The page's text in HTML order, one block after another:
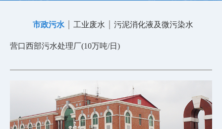
市政污水 工业废水 污泥消化液及微污染水
营口西部污水处理厂(10万吨/日)